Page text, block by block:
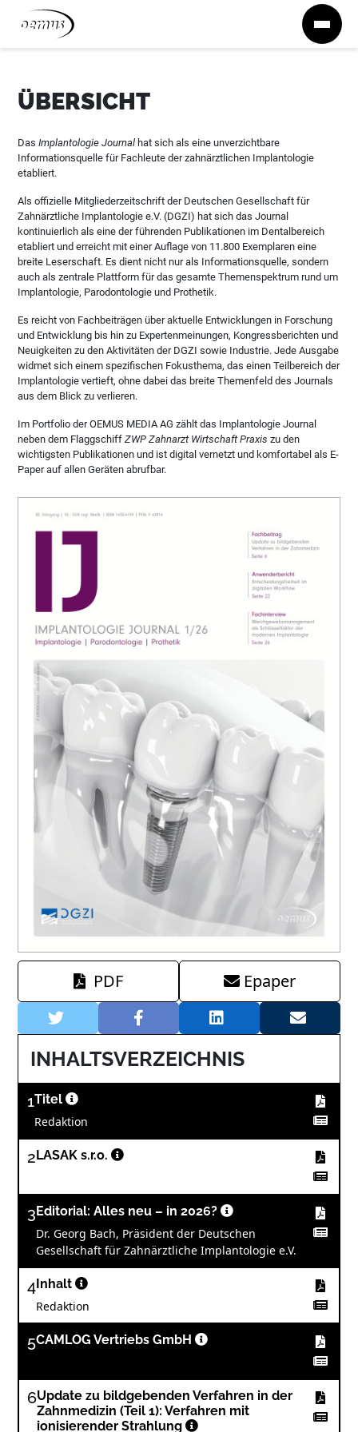
Zum Inhalt springen
ÜBERSICHT
DasImplantologie Journal hat sich als eine unverzichtbare
Informationsquelle für Fachleute der zahnärztlichen Implantologie
etabliert.
Als offizielle Mitgliederzeitschrift der Deutschen Gesellschaft für
Zahnärztliche Implantologie e.V. (DGZI) hat sich das Journal
kontinuierlich als eine der führenden Publikationen im Dentalbereich
etabliert und erreicht mit einer Auflage von 11.800 Exemplaren eine
breite Leserschaft. Es dient nicht nur als Informationsquelle, sondern
auch als zentrale Plattform für das gesamte Themenspektrum rund um
Implantologie, Parodontologie und Prothetik.
Es reicht von Fachbeiträgen über aktuelle Entwicklungen in Forschung
und Entwicklung bis hin zu Expertenmeinungen, Kongressberichten und
Neuigkeiten zu den Aktivitäten der DGZI sowie Industrie. Jede Ausgabe
widmet sich einem spezifischen Fokusthema, das einen Teilbereich der
Implantologie vertieft, ohne dabei das breite Themenfeld des Journals
aus dem Blick zu verlieren.
Im Portfolio der OEMUS MEDIA AG zählt das Implantologie Journal
neben dem FlaggschiffZWP Zahnarzt Wirtschaft Praxiszu den
wichtigsten Publikationen und ist digital vernetzt und komfortabel als E-
Paper auf allen Geräten abrufbar.
PDF Epaper
INHALTSVERZEICHNIS
1Titel
Redaktion
2 LASAK s.r.o.
3 Editorial: Alles neu – in 2026?
Dr. Georg Bach, Präsident der Deutschen
Gesellschaft für Zahnärztliche Implantologie e.V.
4 Inhalt
Redaktion
5CAMLOG Vertriebs GmbH
6Update zu bildgebenden Verfahren in der
Zahnmedizin (Teil 1): Verfahren mit
ionisierender Strahlung